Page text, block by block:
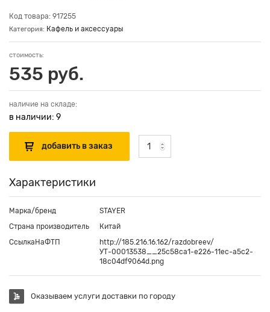
Код товара: 917255
Категория: Кафель и аксессуары
стоимость:
535 руб.
наличие на складе:
в наличии: 9
Характеристики
Марка/бренд
STAYER
Страна производитель
Китай
СсылкаНаФТП
http://185.216.16.162/razdobreev/
УТ-00013538__25c58ca1-e226-11ec-a5c2-
18c04df9064d.png
Оказываем услуги доставки по городу